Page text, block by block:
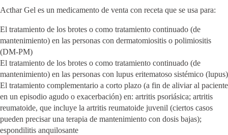
Acthar Gel es un medicamento de venta con receta que se usa para:
El tratamiento de los brotes o como tratamiento continuado (de
mantenimiento) en las personas con dermatomiositis o polimiositis
(DM-PM)
El tratamiento de los brotes o como tratamiento continuado (de
mantenimiento) en las personas con lupus eritematoso sistémico (lupus)
El tratamiento complementario a corto plazo (a fin de aliviar al paciente
en un episodio agudo o exacerbación) en: artritis psoriásica; artritis
reumatoide, que incluye la artritis reumatoide juvenil (ciertos casos
pueden precisar una terapia de mantenimiento con dosis bajas);
espondilitis anquilosante